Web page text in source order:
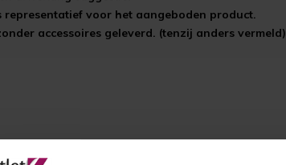
representatief voor het aangeboden product.
accessoires geleverd. (tenzij anders vermeld)